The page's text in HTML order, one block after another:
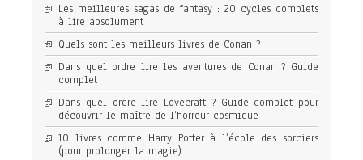
Les meilleures sagas de fantasy : 20 cycles complets
à lire absolument
Quels sont les meilleurs livres de Conan ?
Dans quel ordre lire les aventures de Conan ? Guide
complet
Dans quel ordre lire Lovecraft ? Guide complet pour
découvrir le maître de l’horreur cosmique
10 livres comme Harry Potter à l’école des sorciers
(pour prolonger la magie)